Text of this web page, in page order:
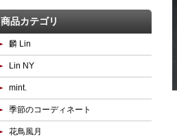
商品カテゴリ
麟 Lin
Lin NY
mint.
季節のコーディネート
花鳥風月